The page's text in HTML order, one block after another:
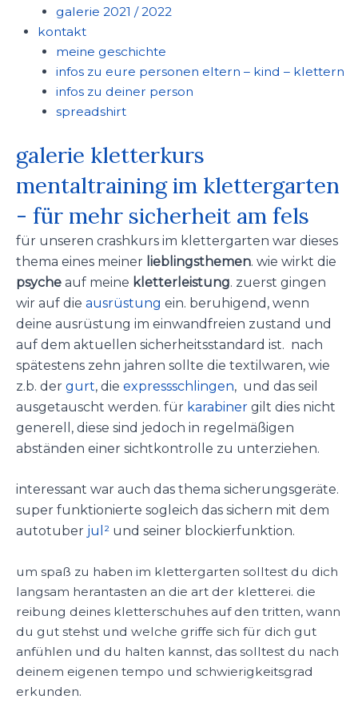
galerie 2021 / 2022
kontakt
meine geschichte
infos zu eure personen eltern – kind – klettern
infos zu deiner person
spreadshirt
galerie kletterkurs
mentaltraining im klettergarten
- für mehr sicherheit am fels
für unseren crashkurs im klettergarten war dieses
thema eines meiner lieblingsthemen. wie wirkt die
psyche auf meine kletterleistung. zuerst gingen
wir auf die ausrüstung ein. beruhigend, wenn
deine ausrüstung im einwandfreien zustand und
auf dem aktuellen sicherheitsstandard ist. nach
spätestens zehn jahren sollte die textilwaren, wie
z.b. der gurt, die expressschlingen, und das seil
ausgetauscht werden. für karabiner gilt dies nicht
generell, diese sind jedoch in regelmäßigen
abständen einer sichtkontrolle zu unterziehen.
interessant war auch das thema sicherungsgeräte.
super funktionierte sogleich das sichern mit dem
autotuber jul² und seiner blockierfunktion.
um spaß zu haben im klettergarten solltest du dich
langsam herantasten an die art der kletterei. die
reibung deines kletterschuhes auf den tritten, wann
du gut stehst und welche griffe sich für dich gut
anfühlen und du halten kannst, das solltest du nach
deinem eigenen tempo und schwierigkeitsgrad
erkunden.